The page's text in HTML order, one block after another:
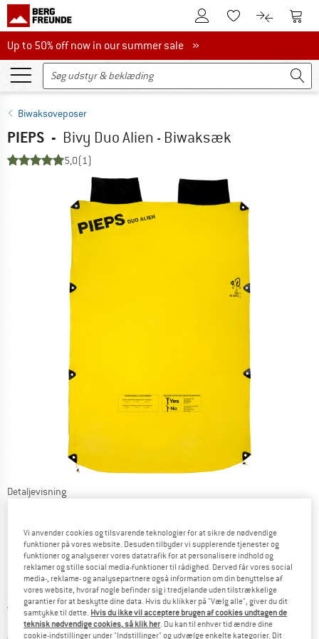
Til kundekontoenTil huskesedlen.
Til Til
Up to 50% off now in our summer sale
Up to 50% off now in our summer sale »
Biwaksoveposer
PIEPS - Bivy Duo Alien - Biwaksæk
5,0(1)
Detaljevisning
Pris:
119,95€ inkl. moms.
KR896,66
Gratis forsendelse(DK)Danmark. Oplysninger om
Artiklen er p.t. desværre udsolgtLinket åbnes i en infoboks og
Vi anvender cookies og tilsvarende teknologier for at sikre de nødvendige
funktioner på vores website. Desuden tilbyder vi supplerende tjenester og
funktioner og analyserer vores datatrafik for at personalisere indhold og
reklamer og stille social media-funktioner til rådighed. Derved får vores social
media-, reklame- og analysepartnere også information om din benyttelse af
vores website, hvoraf nogle befinder sig i tredjelande uden tilstrækkelige
garantier for at beskytte dine data. Hvis du klikker på "Vælg alle", giver du dit
samtykke til dette. Hvis du ikke vil acceptere brugen af cookies undtagen de
teknisk nødvendige cookies, så klik her. Du kan til enhver tid ændre dine
cookie-indstillinger under "Indstillinger" og udvælge enkelte kategorier. Dit